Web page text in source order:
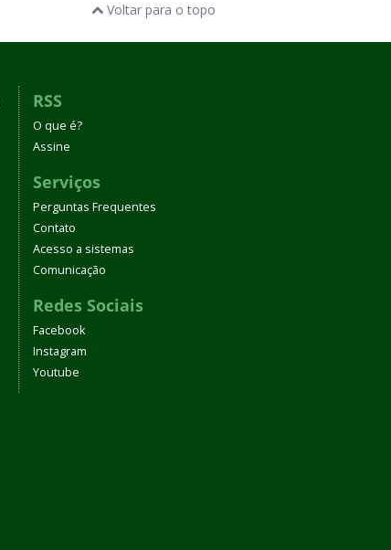
Voltar para o topo
RSS
O que é?
Assine
Serviços
Perguntas Frequentes
Contato
Acesso a sistemas
Comunicação
Redes Sociais
Facebook
Instagram
Youtube